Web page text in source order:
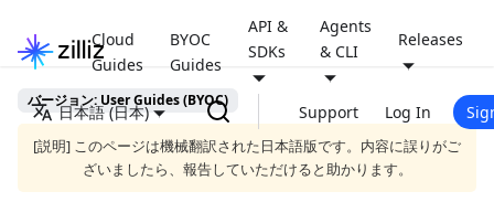
Cloud
Guides
BYOC
Guides
API &
SDKs
Agents
& CLI
Releases
日本語 (日本) Support Log In
バージョン: User Guides (BYOC)
[説明] このページは機械翻訳された日本語版です。内容に誤りがご
ざいましたら、報告していただけると助かります。